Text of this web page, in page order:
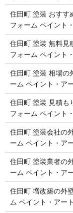
住田町 塗装 おすす
フォーム ペイント
住田町 塗装 無料見
フォーム ペイント
住田町 塗装 相場の
ーム ペイント・ア
住田町 塗装 見積も
フォーム ペイント
住田町 塗装会社の
ーム ペイント・ア
住田町 塗装業者の
ーム ペイント・ア
住田町 増改築の外
ム ペイント・アー